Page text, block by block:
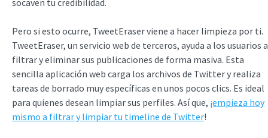
socaven tu credibilidad.
Pero si esto ocurre, TweetEraser viene a hacer limpieza por ti.
TweetEraser, un servicio web de terceros, ayuda a los usuarios a
filtrar y eliminar sus publicaciones de forma masiva. Esta
sencilla aplicación web carga los archivos de Twitter y realiza
tareas de borrado muy específicas en unos pocos clics. Es ideal
para quienes desean limpiar sus perfiles. Así que, ¡empieza hoy
mismo a filtrar y limpiar tu timeline de Twitter!